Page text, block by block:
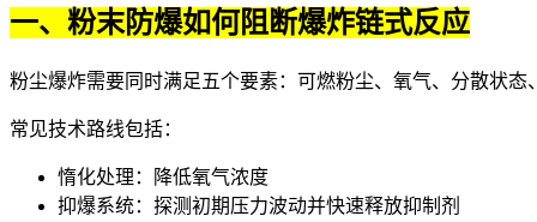
一、粉末防爆如何阻断爆炸链式反应
粉尘爆炸需要同时满足五个要素：可燃粉尘、氧气、分散状
常见技术路线包括：
惰化处理：降低氧气浓度
抑爆系统：探测初期压力波动并快速释放抑制剂